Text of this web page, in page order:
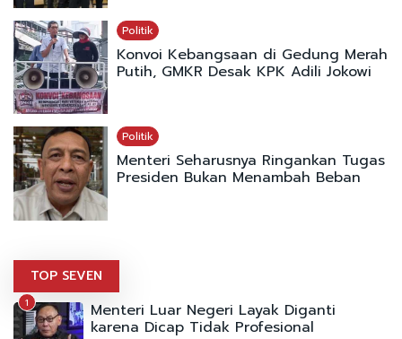
Politik
Konvoi Kebangsaan di Gedung Merah
Putih, GMKR Desak KPK Adili Jokowi
Politik
Menteri Seharusnya Ringankan Tugas
Presiden Bukan Menambah Beban
TOP SEVEN
1 Menteri Luar Negeri Layak Diganti
karena Dicap Tidak Profesional